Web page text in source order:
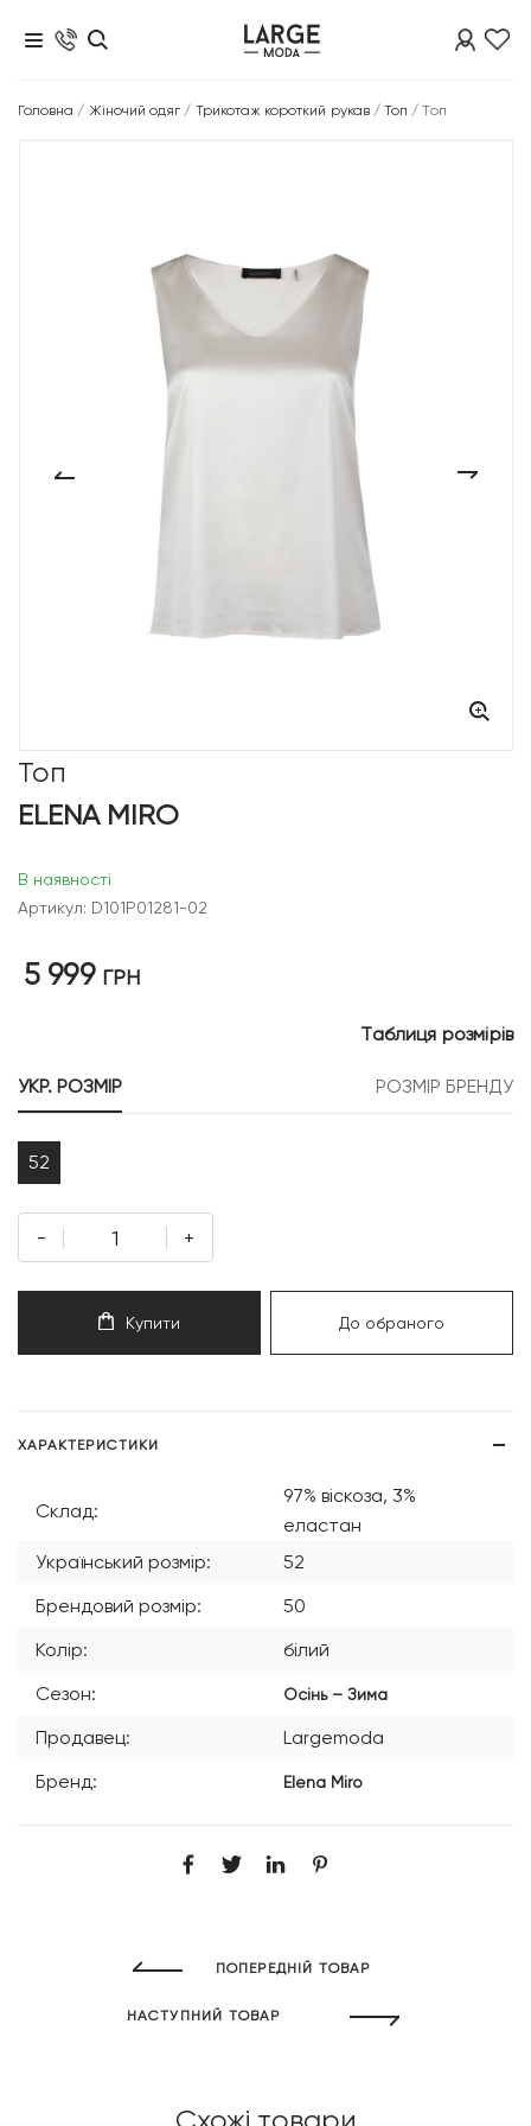
Головна / Жіночий одяг / Трикотаж короткий рукав/Топ /Топ
Топ
ELENA MIRO
В наявності
Артикул: D101P01281-02
5 999 ГРН
УКР. РОЗМІР РОЗМІР БРЕНДУ
Таблиця розмірів
52
- +
Купити До обраного
ХАРАКТЕРИСТИКИ
Склад:
97% віскоза, 3%
еластан
Український розмір:
52
Брендовий розмір:
50
Колір:
білий
Сезон:
Осінь – Зима
Продавец:
Largemoda
Бренд:
Elena Miro
ПОПЕРЕДНІЙ ТОВАР
НАСТУПНИЙ ТОВАР